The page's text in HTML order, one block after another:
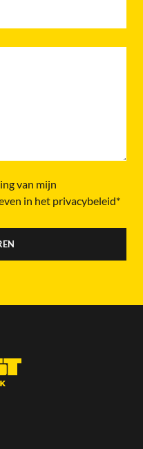
van mijn
in het privacybeleid*